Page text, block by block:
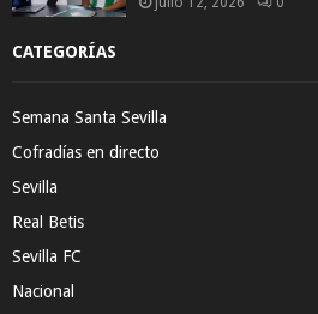
CATEGORÍAS
Semana Santa Sevilla
Cofradías en directo
Sevilla
Real Betis
Sevilla FC
Nacional